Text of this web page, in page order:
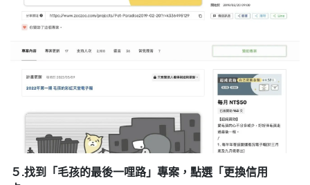
５.找到「毛孩的最後一哩路」專案，點選「更換信用